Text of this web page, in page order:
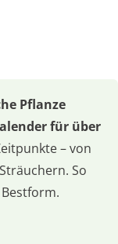
Pflanze
für über
– von
So